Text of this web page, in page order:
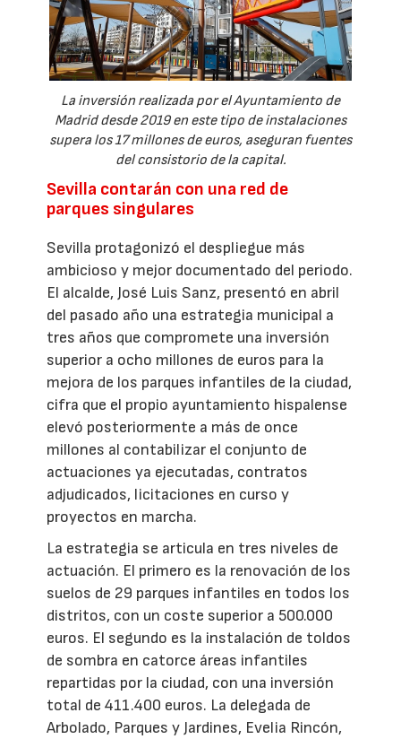
La inversión realizada por el Ayuntamiento de
Madrid desde 2019 en este tipo de instalaciones
supera los 17 millones de euros, aseguran fuentes
del consistorio de la capital.
Sevilla contarán con una red de
parques singulares
Sevilla protagonizó el despliegue más
ambicioso y mejor documentado del periodo.
El alcalde, José Luis Sanz, presentó en abril
del pasado año una estrategia municipal a
tres años que compromete una inversión
superior a ocho millones de euros para la
mejora de los parques infantiles de la ciudad,
cifra que el propio ayuntamiento hispalense
elevó posteriormente a más de once
millones al contabilizar el conjunto de
actuaciones ya ejecutadas, contratos
adjudicados, licitaciones en curso y
proyectos en marcha.
La estrategia se articula en tres niveles de
actuación. El primero es la renovación de los
suelos de 29 parques infantiles en todos los
distritos, con un coste superior a 500.000
euros. El segundo es la instalación de toldos
de sombra en catorce áreas infantiles
repartidas por la ciudad, con una inversión
total de 411.400 euros. La delegada de
Arbolado, Parques y Jardines, Evelia Rincón,